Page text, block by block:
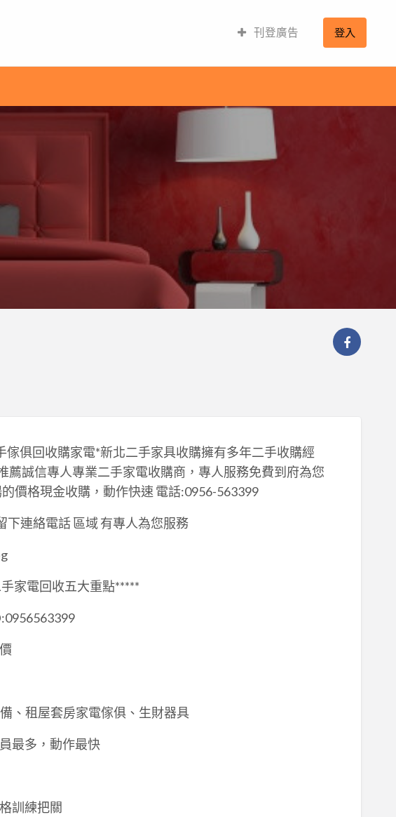
刊登廣告 登入
傢俱回收購家電*新北二手家具收購擁有多年二手收購經
薦誠信專人專業二手家電收購商，專人服務免費到府為您
價格現金收購，動作快速 電話:0956-563399
下連絡電話 區域 有專人為您服務
家電回收五大重點*****
、租屋套房家電傢俱、生財器具
最多，動作最快
訓練把關